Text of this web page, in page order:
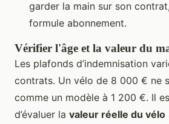
garder la main sur son
formule abonnement.
Vérifier l'âge et la valeur du
Les plafonds d’indemnisation
contrats. Un vélo de 8 000 € ne
comme un modèle à 1 200 €. Il
d’évaluer la valeur réelle du vélo